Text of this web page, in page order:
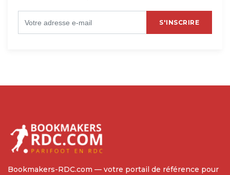
S'INSCRIRE
Bookmakers-RDC.com — votre portail de référence pour